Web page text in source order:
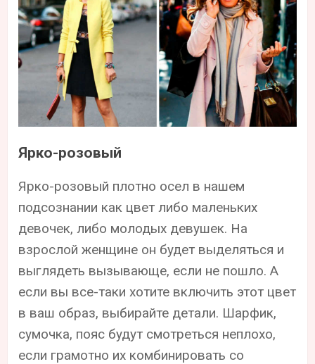
Ярко-розовый
Ярко-розовый плотно осел в нашем
подсознании как цвет либо маленьких
девочек, либо молодых девушек. На
взрослой женщине он будет выделяться и
выглядеть вызывающе, если не пошло. А
если вы все-таки хотите включить этот цвет
в ваш образ, выбирайте детали. Шарфик,
сумочка, пояс будут смотреться неплохо,
если грамотно их комбинировать со